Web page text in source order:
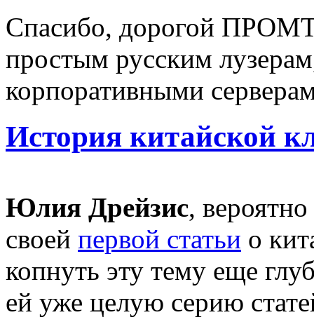
Спасибо, дорогой
простым русским
корпоративными
История китайской
Юлия Дрейзис,
своей первой статьи о
копнуть эту тему еще
ей уже целую серию